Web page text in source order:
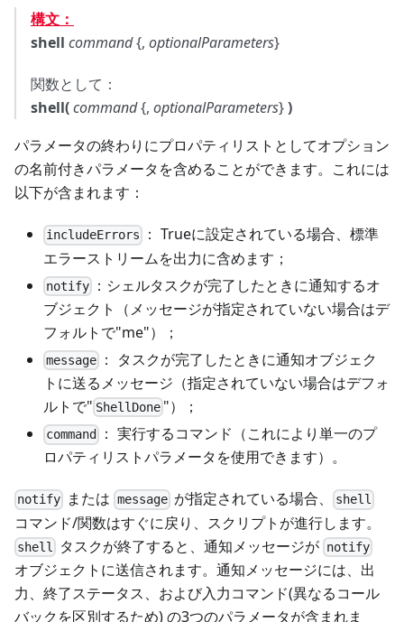
構文：
shell command{, optionalParameters}
関数として：
shell(command{, optionalParameters})
パラメータの終わりにプロパティリストとしてオプション
の名前付きパラメータを含めることができます。これには
以下が含まれます：
includeErrors
： Trueに設定されている場合、標準
エラーストリームを出力に含めます；
notify
：シェルタスクが完了したときに通知するオ
ブジェクト（メッセージが指定されていない場合はデ
フォルトで"me"）；
message
： タスクが完了したときに通知オブジェク
トに送るメッセージ（指定されていない場合はデフォ
ルトで" ShellDone "）；
command
： 実行するコマンド（これにより単一のプ
ロパティリストパラメータを使用できます）。
notify または messageが指定されている場合、 shell
コマンド/関数はすぐに戻り、スクリプトが進行します。
shell タスクが終了すると、通知メッセージが notify
オブジェクトに送信されます。通知メッセージには、出
力、終了ステータス、および入力コマンド(異なるコール
バックを区別するため) の3つのパラメータが含まれま